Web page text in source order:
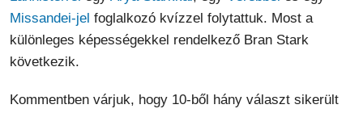
Missandei-jel foglalkozó kvízzel folytattuk. Most a
különleges képességekkel rendelkező Bran Stark
következik.
Kommentben várjuk, hogy 10-ből hány választ sikerült